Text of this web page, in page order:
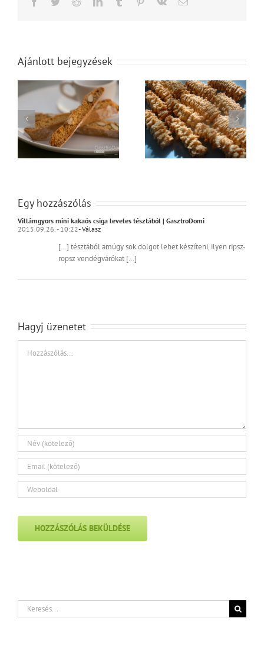
Ajánlott bejegyzések
Kinyomós keksz Kétszínű keksz
Egy hozzászólás
Villámgyors mini kakaós csiga leveles tésztából | GasztroDomi
2015.09.26. - 10:22- Válasz
[…] tésztából amúgy sok dolgot lehet készíteni, ilyen ripsz-
ropsz vendégvárókat […]
Hagyj üzenetet
Keresés...